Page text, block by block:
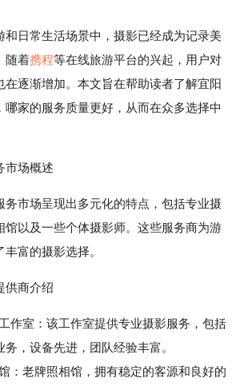
日常生活场景中，摄影已经成为记录美
随着携程等在线旅游平台的兴起，用户对
在逐渐增加。本文旨在帮助读者了解宜阳
哪家的服务质量更好，从而在众多选择中
市场概述
务市场呈现出多元化的特点，包括专业摄
馆以及一些个体摄影师。这些服务商为游
富的摄影选择。
供商介绍
作室：该工作室提供专业摄影服务，包括
，设备先进，团队经验丰富。
老牌照相馆，拥有稳定的客源和良好的